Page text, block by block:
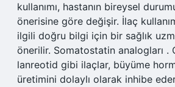
kullanımı, hastanın bireysel
önerisine göre değişir. İlaç
ilgili doğru bilgi için bir sağlık
önerilir. Somatostatin analogları .
lanreotid gibi ilaçlar, büyüme
üretimini dolaylı olarak inhibe